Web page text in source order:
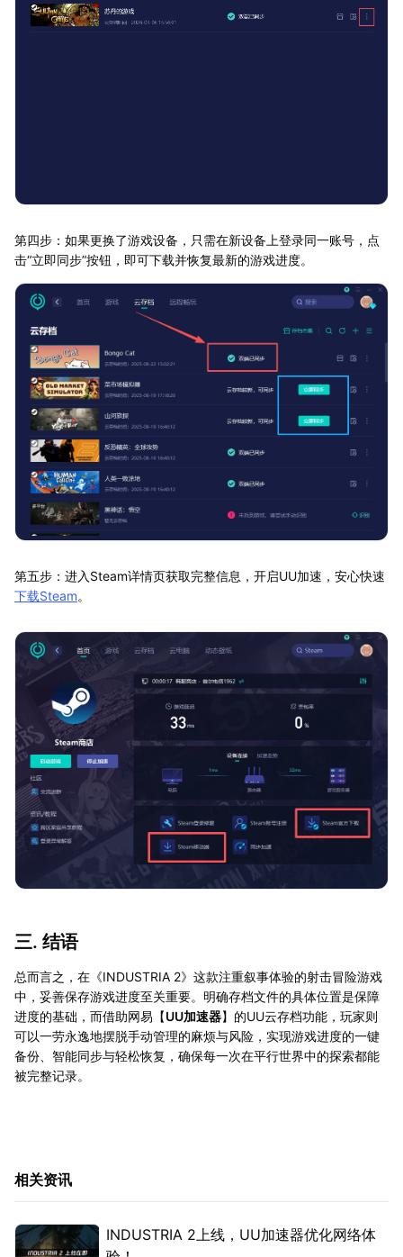
第四步：如果更换了游戏设备，只需在新设备上登录同一账号，点
击“立即同步”按钮，即可下载并恢复最新的游戏进度。
第五步：进入Steam详情页获取完整信息，开启UU加速，安心快速
下载Steam。
三. 结语
总而言之，在《INDUSTRIA 2》这款注重叙事体验的射击冒险游戏
中，妥善保存游戏进度至关重要。明确存档文件的具体位置是保障
进度的基础，而借助网易【UU加速器】的UU云存档功能，玩家则
可以一劳永逸地摆脱手动管理的麻烦与风险，实现游戏进度的一键
备份、智能同步与轻松恢复，确保每一次在平行世界中的探索都能
被完整记录。
相关资讯
INDUSTRIA 2上线，UU加速器优化网络体